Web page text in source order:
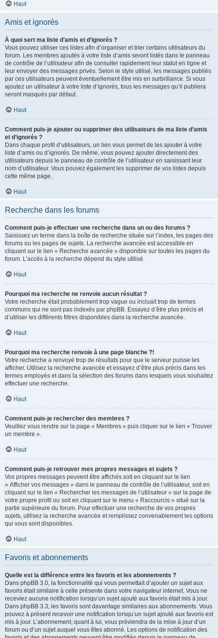
Haut
Amis et ignorés
À quoi sert ma liste d’amis et d’ignorés ?
Vous pouvez utiliser ces listes afin d’organiser et trier certains utilisateurs du
forum. Les membres ajoutés à votre liste d’amis seront listés dans le panneau
de contrôle de l’utilisateur afin de consulter rapidement leur statut en ligne et
leur envoyer des messages privés. Selon le style utilisé, les messages publiés
par ces utilisateurs peuvent éventuellement être mis en surbrillance. Si vous
ajoutez un utilisateur à votre liste d’ignorés, tous les messages qu’il publiera
seront masqués par défaut.
Haut
Comment puis-je ajouter ou supprimer des utilisateurs de ma liste d’amis
et d’ignorés ?
Dans chaque profil d’utilisateurs, un lien vous permet de les ajouter à votre
liste d’amis ou d’ignorés. De même, vous pouvez ajouter directement des
utilisateurs depuis le panneau de contrôle de l’utilisateur en saisissant leur
nom d’utilisateur. Vous pouvez également les supprimer de vos listes depuis
cette même page.
Haut
Recherche dans les forums
Comment puis-je effectuer une recherche dans un ou des forums ?
Saisissez un terme dans la boîte de recherche située sur l’index, les pages des
forums ou les pages de sujets. La recherche avancée est accessible en
cliquant sur le lien « Recherche avancée » disponible sur toutes les pages du
forum. L’accès à la recherche dépend du style utilisé.
Haut
Pourquoi ma recherche ne renvoie aucun résultat ?
Votre recherche était probablement trop vague ou incluait trop de termes
communs qui ne sont pas indexés par phpBB. Essayez d’être plus précis et
d’utiliser les différents filtres disponibles dans la recherche avancée.
Haut
Pourquoi ma recherche renvoie à une page blanche ?!
Votre recherche a renvoyé trop de résultats pour que le serveur puisse les
afficher. Utilisez la recherche avancée et essayez d’être plus précis dans les
termes employés et dans la sélection des forums dans lesquels vous souhaitez
effectuer une recherche.
Haut
Comment puis-je rechercher des membres ?
Veuillez vous rendre sur la page « Membres » puis cliquer sur le lien « Trouver
un membre ».
Haut
Comment puis-je retrouver mes propres messages et sujets ?
Vos propres messages peuvent être affichés soit en cliquant sur le lien
« Afficher vos messages » dans le panneau de contrôle de l’utilisateur, soit en
cliquant sur le lien « Rechercher les messages de l’utilisateur » sur la page de
votre propre profil ou soit en cliquant sur le menu « Raccourcis » situé sur la
partie supérieure du forum. Pour effectuer une recherche de vos propres
sujets, utilisez la recherche avancée et remplissez convenablement les options
qui vous sont disponibles.
Haut
Favoris et abonnements
Quelle est la différence entre les favoris et les abonnements ?
Dans phpBB 3.0, la fonctionnalité qui vous permettait d’ajouter un sujet aux
favoris était similaire à celle présente dans votre navigateur internet. Vous ne
receviez aucune notification lorsqu’un sujet ajouté aux favoris était mis à jour.
Dans phpBB 3.3, les favoris sont davantage similaires aux abonnements. Vous
pouvez à présent recevoir une notification lorsqu’un sujet ajouté aux favoris est
mis à jour. L’abonnement, quant à lui, vous préviendra de la mise à jour d’un
forum ou d’un sujet auquel vous êtes abonné. Les options de notification des